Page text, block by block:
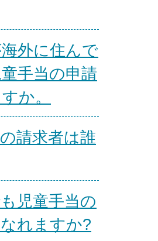
外に住んで
手当の申請
か。
請求者は誰
児童手当の
れますか?